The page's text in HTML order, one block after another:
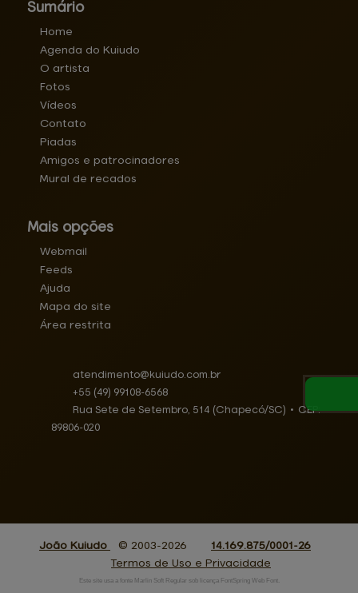
Sumário
Home
Agenda do Kuiudo
O artista
Fotos
Vídeos
Contato
Piadas
Amigos e patrocinadores
Mural de recados
Mais opções
Webmail
Feeds
Ajuda
Mapa do site
Área restrita
atendimento@ kuiudo.com.br
+55 (49) 99108-6568
Rua Sete de Setembro, 514 (Chapecó/SC) • CEP:
89806-020
João Kuiudo © 2003-2026
14.169.875/0001-26
Termos de Uso e Privacidade
Este site usa a fonte Marlin Soft Regular sob licença FontSpring Web Font.